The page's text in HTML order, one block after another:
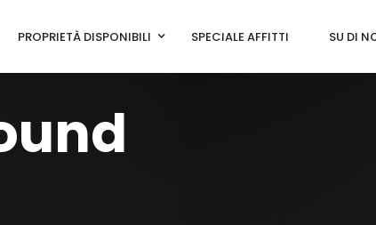
PROPRIETÀ DISPONIBILI SPECIALE AFFITTI SU DI